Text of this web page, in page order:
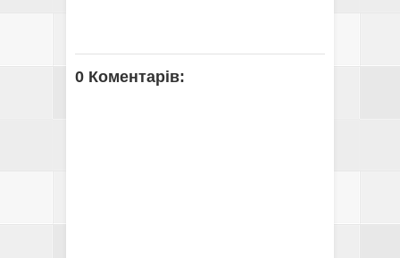
0 Коментарів: